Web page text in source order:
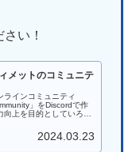
い！
メットのコミュニテ
ラインコミュニティ
」をDiscordで作
向上を目的としていろん
2024.03.23